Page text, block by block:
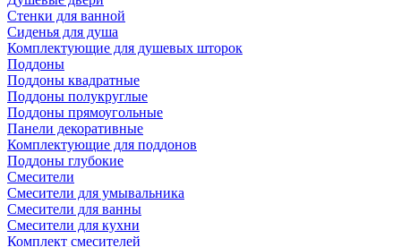
Стенки для ванной
Сиденья для душа
Комплектующие для душевых шторок
Поддоны
Поддоны квадратные
Поддоны полукруглые
Поддоны прямоугольные
Панели декоративные
Комплектующие для поддонов
Поддоны глубокие
Смесители
Смесители для умывальника
Смесители для ванны
Смесители для кухни
Комплект смесителей